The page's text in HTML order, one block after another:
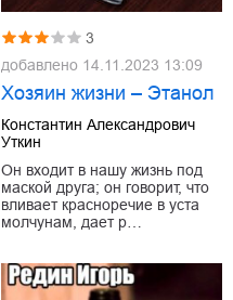
3
добавлено 14.11.2023 13:09
Хозяин жизни – Этанол
Константин Александрович
Уткин
Он входит в нашу жизнь под
маской друга; он говорит, что
вливает красноречие в уста
молчунам, дает р…